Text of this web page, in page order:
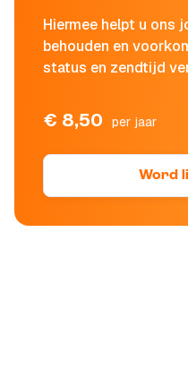
Hiermee helpt u ons
behouden en
status en zendtijd
€ 8,50 per jaar
Word